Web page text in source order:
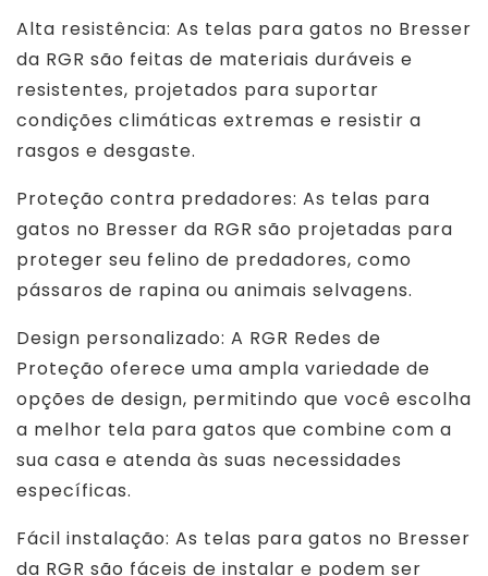
Alta resistência: As telas para gatos no Bresser
da RGR são feitas de materiais duráveis e
resistentes, projetados para suportar
condições climáticas extremas e resistir a
rasgos e desgaste.
Proteção contra predadores: As telas para
gatos no Bresser da RGR são projetadas para
proteger seu felino de predadores, como
pássaros de rapina ou animais selvagens.
Design personalizado: A RGR Redes de
Proteção oferece uma ampla variedade de
opções de design, permitindo que você escolha
a melhor tela para gatos que combine com a
sua casa e atenda às suas necessidades
específicas.
Fácil instalação: As telas para gatos no Bresser
da RGR são fáceis de instalar e podem ser